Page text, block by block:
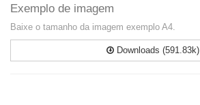
Exemplo de imagem
Baixe o tamanho da imagem exemplo A4.
Downloads (591.83k)